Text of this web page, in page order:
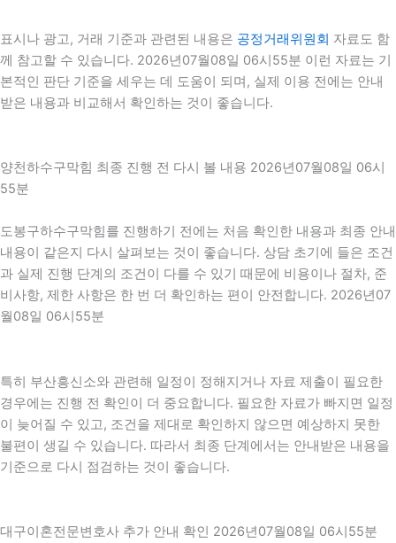
표시나 광고, 거래 기준과 관련된 내용은 공정거래위원회 자료도 함
께 참고할 수 있습니다. 2026년07월08일 06시55분 이런 자료는 기
본적인 판단 기준을 세우는 데 도움이 되며, 실제 이용 전에는 안내
받은 내용과 비교해서 확인하는 것이 좋습니다.
양천하수구막힘 최종 진행 전 다시 볼 내용 2026년07월08일 06시
55분
도봉구하수구막힘를 진행하기 전에는 처음 확인한 내용과 최종 안내
내용이 같은지 다시 살펴보는 것이 좋습니다. 상담 초기에 들은 조건
과 실제 진행 단계의 조건이 다를 수 있기 때문에 비용이나 절차, 준
비사항, 제한 사항은 한 번 더 확인하는 편이 안전합니다. 2026년07
월08일 06시55분
특히 부산흥신소와 관련해 일정이 정해지거나 자료 제출이 필요한
경우에는 진행 전 확인이 더 중요합니다. 필요한 자료가 빠지면 일정
이 늦어질 수 있고, 조건을 제대로 확인하지 않으면 예상하지 못한
불편이 생길 수 있습니다. 따라서 최종 단계에서는 안내받은 내용을
기준으로 다시 점검하는 것이 좋습니다.
대구이혼전문변호사 추가 안내 확인 2026년07월08일 06시55분